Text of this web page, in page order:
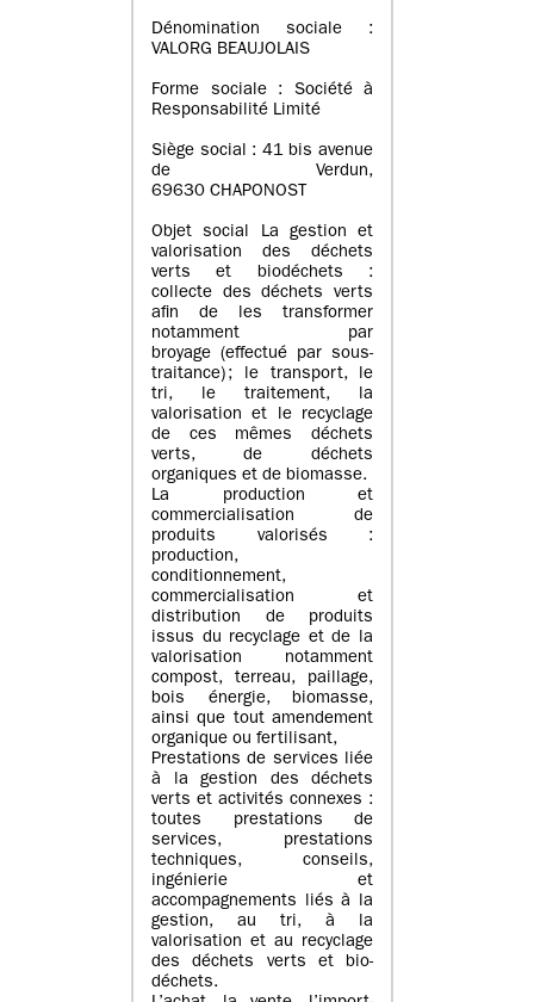
Dénomination sociale :
VALORG BEAUJOLAIS
Forme sociale : Société à
Responsabilité Limité
Siège social : 41 bis avenue
de Verdun,
69630 CHAPONOST
Objet social La gestion et
valorisation des déchets
verts et biodéchets :
collecte des déchets verts
afin de les transformer
notamment par
broyage (effectué par sous-
traitance) ; le transport, le
tri, le traitement, la
valorisation et le recyclage
de ces mêmes déchets
verts, de déchets
organiques et de biomasse.
La production et
commercialisation de
produits valorisés :
production,
conditionnement,
commercialisation et
distribution de produits
issus du recyclage et de la
valorisation notamment
compost, terreau, paillage,
bois énergie, biomasse,
ainsi que tout amendement
organique ou fertilisant,
Prestations de services liée
à la gestion des déchets
verts et activités connexes :
toutes prestations de
services, prestations
techniques, conseils,
ingénierie et
accompagnements liés à la
gestion, au tri, à la
valorisation et au recyclage
des déchets verts et bio-
déchets.